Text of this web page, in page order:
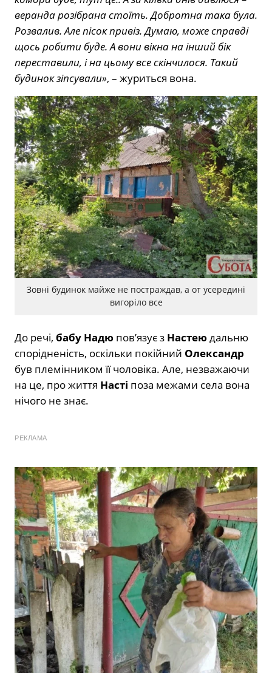
веранда розібрана стоїть. Добротна така була.
Розвалив. Але пісок привіз. Думаю, може справді
щось робити буде. А вони вікна на інший бік
переставили, і на цьому все скінчилося. Такий
будинок зіпсували», – журиться вона.
Зовні будинок майже не постраждав, а от усередині
вигоріло все
До речі, бабу Надю пов’язує з Настеюдальню
спорідненість, оскільки покійний Олександр
був племінником її чоловіка. Але, незважаючи
на це, про життя Насті поза межами села вона
нічого не знає.
РЕКЛАМА